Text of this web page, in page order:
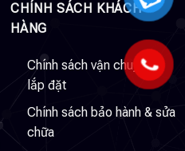
CHÍNH SÁCH KHÁCH
HÀNG
Chính sách vận chuyển &
lắp đặt
Chính sách bảo hành & sửa
chữa